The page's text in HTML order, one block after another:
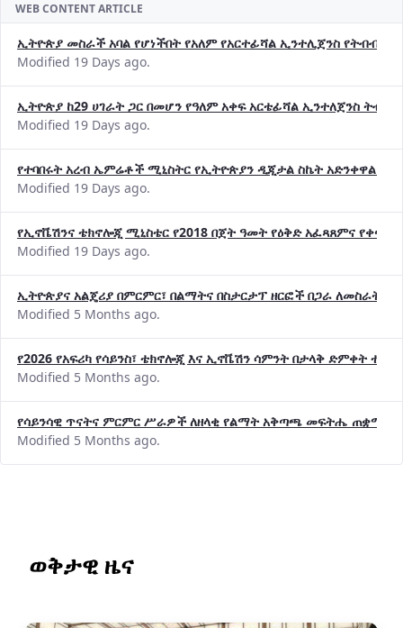
WEB CONTENT ARTICLE
ኢትዮጵያ መስራች አባል የሆነችበት የአለም የአርተፊሻል ኢንተሊጀንስ የትብብር
Modified 19 Days ago.
ኢትዮጵያ ከ29 ሀገራት ጋር በመሆን የዓለም አቀፍ አርቴፊሻል ኢንተለጀንስ
Modified 19 Days ago.
የተባበሩት አረብ ኤምሬቶች ሚኒስትር የኢትዮጵያን ዲጂታል ስኬት አድንቀዋል
Modified 19 Days ago.
የኢኖቬሽንና ቴክኖሎጂ ሚኒስቴር የ2018 በጀት ዓመት የዕቅድ አፈጻጸምና
Modified 19 Days ago.
ኢትዮጵያና አልጄሪያ በምርምር፣ በልማትና በስታርታፕ ዘርፎች በጋራ ለመስራት
Modified 5 Months ago.
የ2026 የአፍሪካ የሳይንስ፣ ቴክኖሎጂ እና ኢኖቬሽን ሳምንት በታላቅ ድምቀት
Modified 5 Months ago.
የሳይንሳዊ ጥናትና ምርምር ሥራዎች ለዘላቂ የልማት አቅጣጫ መፍትሔ ጠቋሚ
Modified 5 Months ago.
ወቅታዊ ዜና